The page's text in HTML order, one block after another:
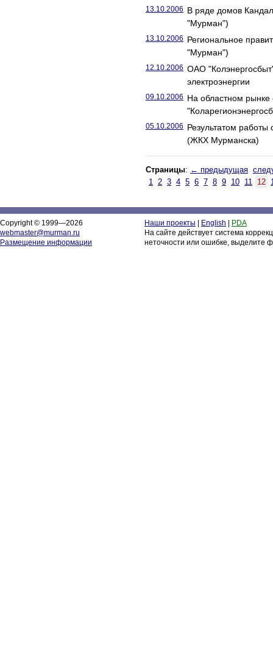
13.10.2006 В ряде домов
"Мурман")
13.10.2006 Региональное
"Мурман")
12.10.2006 ОАО
электроэнергии
09.10.2006 На областном рынке
05.10.2006 Результатом
(ЖКХ Мурманска)
Страницы: ← предыдущая
1 2 3 4 5 6 7 8 9 10 11 12
Copyright © 1999—2026
webmaster@murman.ru
Размещение информации
Наши проекты English
PDA
На сайте действует система
неточности или ошибке, выделите